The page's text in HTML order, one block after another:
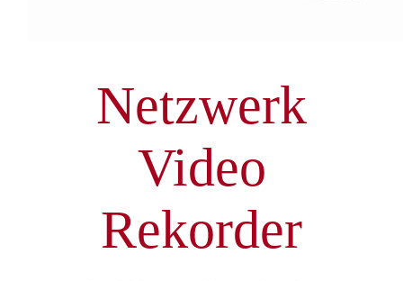
Netzwerk
Video
Rekorder